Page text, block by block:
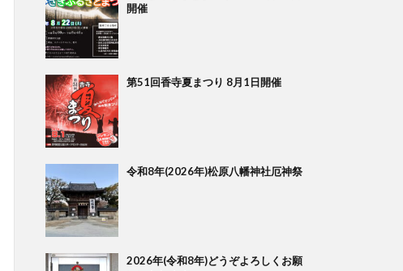
開催
第51回香寺夏まつり 8月1日開催
令和8年(2026年)松原八幡神社厄神祭
2026年(令和8年)どうぞよろしくお願